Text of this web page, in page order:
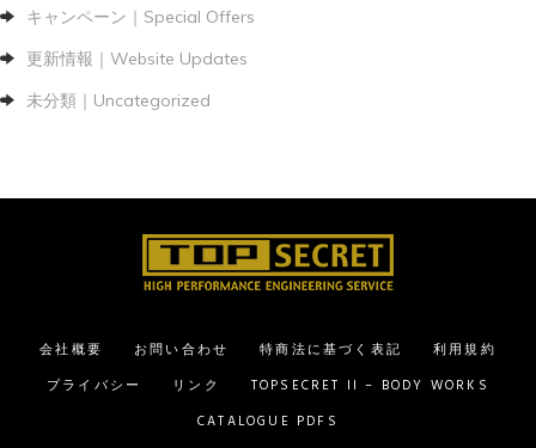
キャンペーン｜Special Offers
更新情報｜Website Updates
未分類｜Uncategorized
会社概要 お問い合わせ 特商法に基づく表記
利用規約
プライバシー
リンク
TOPSECRET II – BODY WORKS
CATALOGUE PDFS